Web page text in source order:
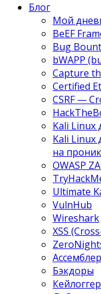
Блог
Мой
BeEF
Bug
bWAPP
Capture
Certified
CSRF —
Kali
Kali Linux
на
OWASP
Ultimate
VulnHub
Wireshark
XSS
Ассемблер
Бэкдоры
Кейлоггер